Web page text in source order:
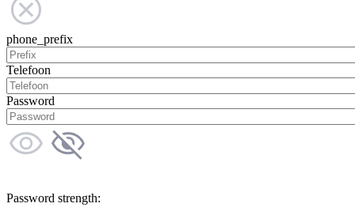
phone_prefix
Telefoon
Password
Password strength: